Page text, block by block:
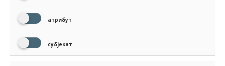
атрибут
субјекат